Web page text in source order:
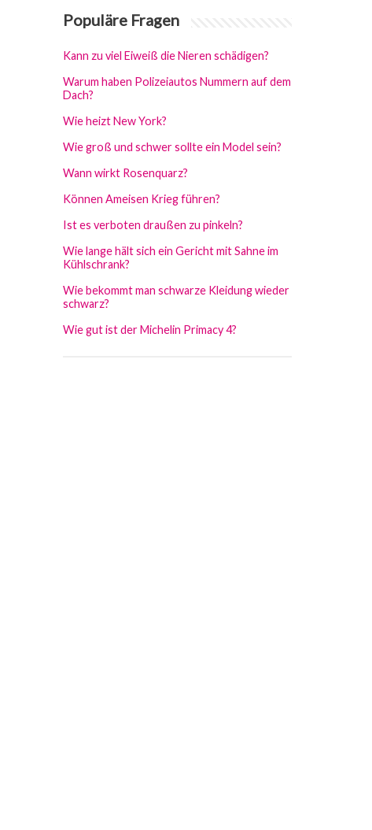
Populäre Fragen
Kann zu viel Eiweiß die Nieren schädigen?
Warum haben Polizeiautos Nummern auf dem
Dach?
Wie heizt New York?
Wie groß und schwer sollte ein Model sein?
Wann wirkt Rosenquarz?
Können Ameisen Krieg führen?
Ist es verboten draußen zu pinkeln?
Wie lange hält sich ein Gericht mit Sahne im
Kühlschrank?
Wie bekommt man schwarze Kleidung wieder
schwarz?
Wie gut ist der Michelin Primacy 4?